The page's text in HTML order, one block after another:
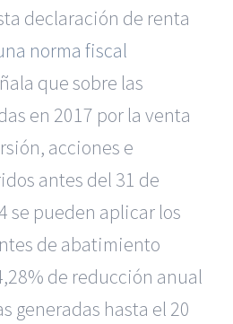
declaración de renta
norma fiscal
que sobre las
en 2017 por la venta
acciones e
antes del 31 de
se pueden aplicar los
de abatimiento
de reducción anual
generadas hasta el 20